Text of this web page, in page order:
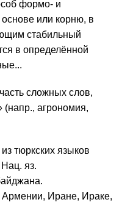
формо- и
или корню, в
стабильный
в определённой
сложных слов,
(напр., агрономия,
тюркских языков
Нац. яз.
Армении, Иране, Ираке,